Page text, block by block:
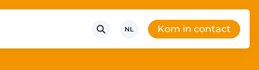
NL Kom in contact